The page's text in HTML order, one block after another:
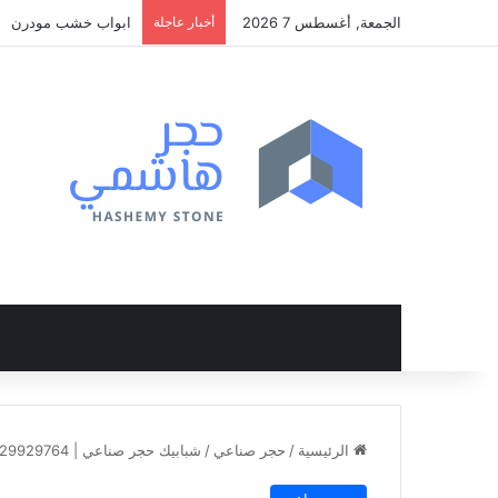
الجمعة, أغسطس 7 2026 أخبار عاجلة ابواب خشب داخلية
الرئيسية / حجر صناعي / شبابيك حجر صناعي | 01129929764